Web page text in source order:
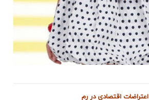
اعتراضات اقتصادی در رم